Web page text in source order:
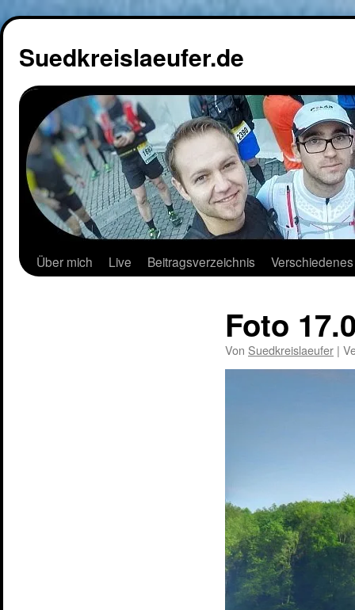
Suedkreislaeufer.de
Über mich Live Beitragsverzeichnis Verschiedenes
Foto
Von Suedkreislaeufer |